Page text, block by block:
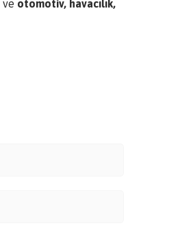
ve otomotiv, havacılık,